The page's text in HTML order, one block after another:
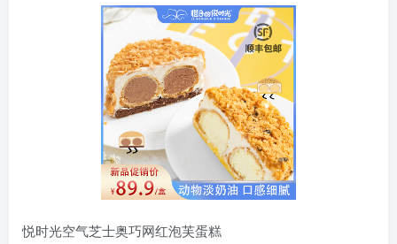
悦时光空气芝士奥巧网红泡芙蛋糕